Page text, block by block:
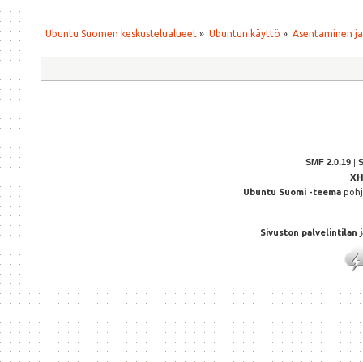
Ubuntu Suomen keskustelualueet » Ubuntun käyttö » Asentaminen
SMF 2.0.19 |
Ubuntu Suomi -teema
Sivuston palvelintilan